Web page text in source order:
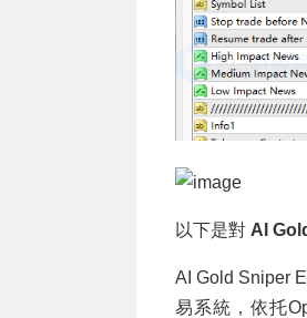
以下是對 AI
AI Gold Sniper
易系統，依托